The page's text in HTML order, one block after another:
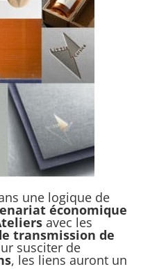
une logique de
économique
avec les
transmission de
susciter de
, les liens auront un